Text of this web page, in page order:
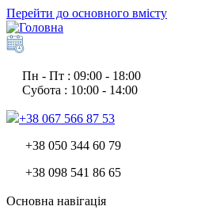
Перейти до основного вмісту
Пн - Пт : 09:00 - 18:00
Субота : 10:00 - 14:00
+38 067 566 87 53
+38 050 344 60 79
+38 098 541 86 65
Основна навігація